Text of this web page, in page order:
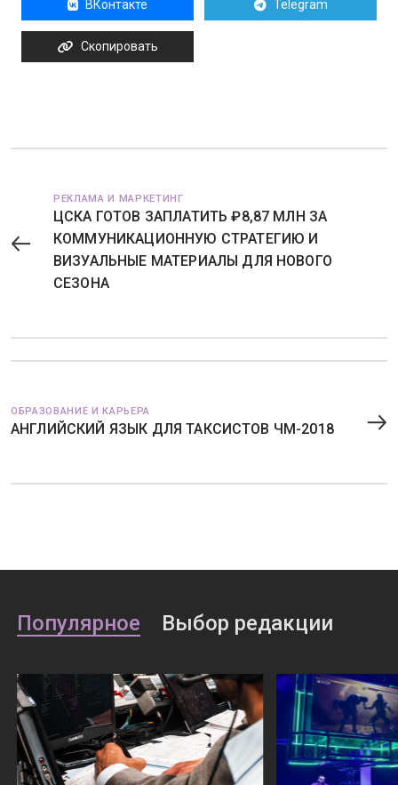
ВКонтакте Telegram
Скопировать
РЕКЛАМА И МАРКЕТИНГ
ЦСКА ГОТОВ ЗАПЛАТИТЬ ₽8,87 МЛН ЗА
КОММУНИКАЦИОННУЮ СТРАТЕГИЮ И
ВИЗУАЛЬНЫЕ МАТЕРИАЛЫ ДЛЯ НОВОГО
СЕЗОНА
ОБРАЗОВАНИЕ И КАРЬЕРА
АНГЛИЙСКИЙ ЯЗЫК ДЛЯ ТАКСИСТОВ ЧМ-2018
Популярное Выбор редакции